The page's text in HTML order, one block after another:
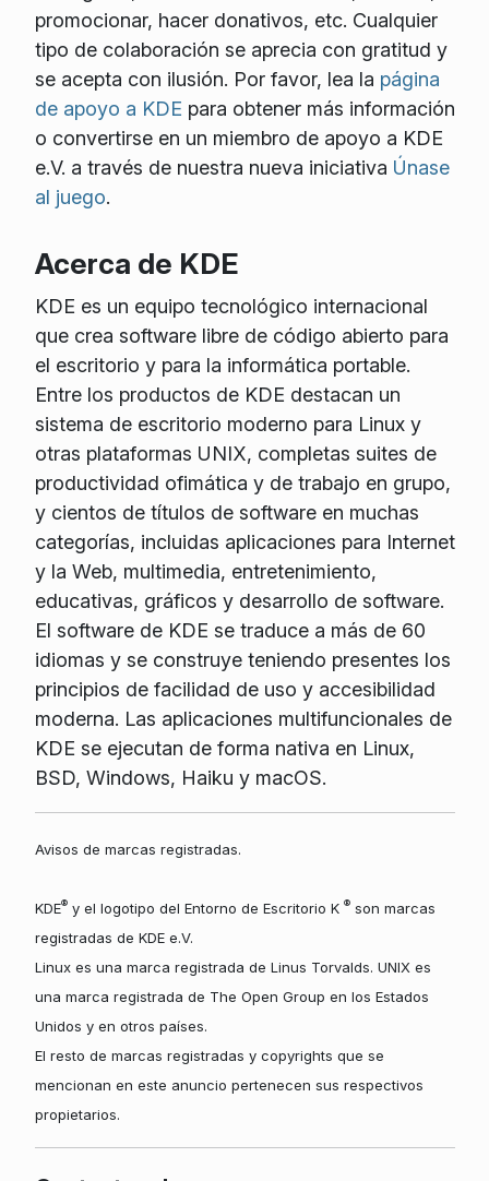
promocionar, hacer donativos, etc. Cualquier
tipo de colaboración se aprecia con gratitud y
se acepta con ilusión. Por favor, lea la página
de apoyo a KDE para obtener más información
o convertirse en un miembro de apoyo a KDE
e.V. a través de nuestra nueva iniciativa Únase
al juego.
Acerca de KDE
KDE es un equipo tecnológico internacional
que crea software libre de código abierto para
el escritorio y para la informática portable.
Entre los productos de KDE destacan un
sistema de escritorio moderno para Linux y
otras plataformas UNIX, completas suites de
productividad ofimática y de trabajo en grupo,
y cientos de títulos de software en muchas
categorías, incluidas aplicaciones para Internet
y la Web, multimedia, entretenimiento,
educativas, gráficos y desarrollo de software.
El software de KDE se traduce a más de 60
idiomas y se construye teniendo presentes los
principios de facilidad de uso y accesibilidad
moderna. Las aplicaciones multifuncionales de
KDE se ejecutan de forma nativa en Linux,
BSD, Windows, Haiku y macOS.
Avisos de marcas registradas.
KDE®y el logotipo del Entorno de Escritorio K ®son marcas
registradas de KDE e.V.
Linux es una marca registrada de Linus Torvalds. UNIX es
una marca registrada de The Open Group en los Estados
Unidos y en otros países.
El resto de marcas registradas y copyrights que se
mencionan en este anuncio pertenecen sus respectivos
propietarios.